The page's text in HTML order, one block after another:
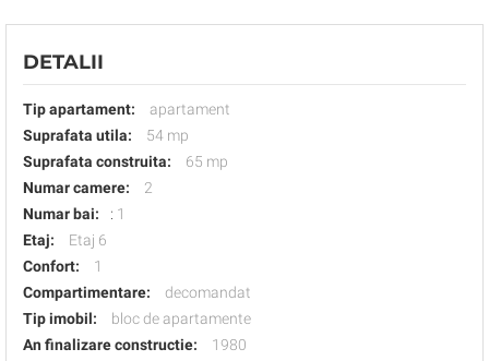
DETALII
Tip apartament:
apartament
Suprafata utila:
54 mp
Suprafata construita:
65 mp
Numar camere:
2
Numar bai:
: 1
Etaj:
Etaj 6
Confort:
1
Compartimentare:
decomandat
Tip imobil:
bloc de apartamente
An finalizare constructie:
1980